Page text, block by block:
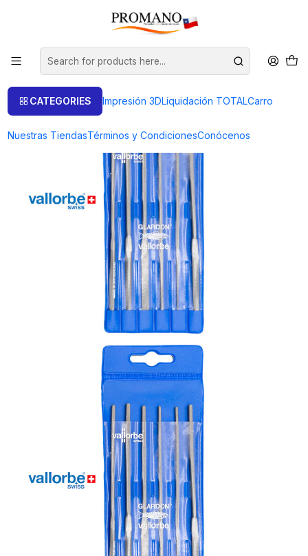
CATEGORIES Impresión 3DLiquidación TOTALCarro
Nuestras TiendasTérminos y CondicionesConócenos
Liquidación TOTAL
SET DE 6 LIMATONES PULIDORES 140MM./G10 VALLORBE